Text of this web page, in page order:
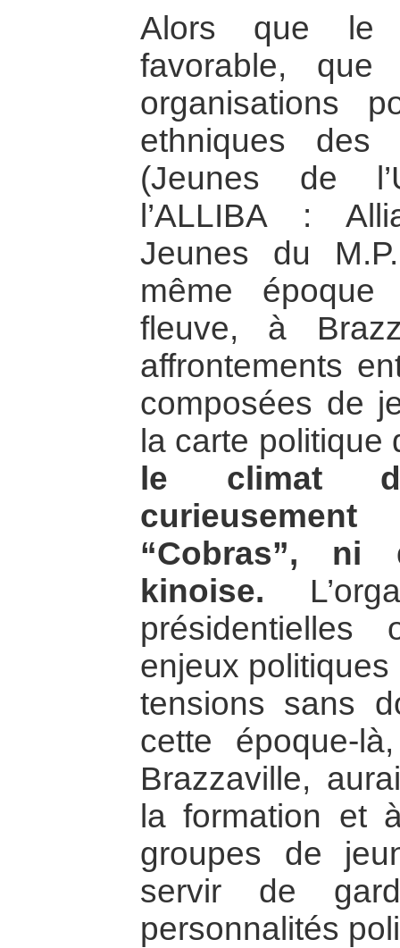
Alors que le
favorable, que
organisations
ethniques des
(Jeunes de
l’ALLIBA :
Jeunes du
même
fleuve, à
affrontements
composées de
la carte
le climat
“Cobras”,
kinoise.
présidentielles
enjeux
tensions sans
cette époque-
Brazzaville,
la formation et
groupes de
servir de
personnalités